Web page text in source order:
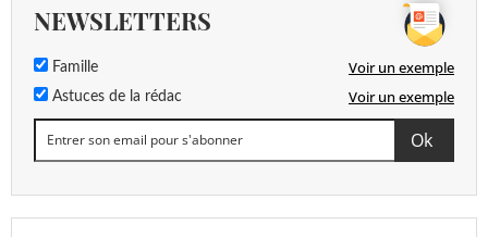
NEWSLETTERS
Famille Voir un exemple
Astuces de la rédac Voir un exemple